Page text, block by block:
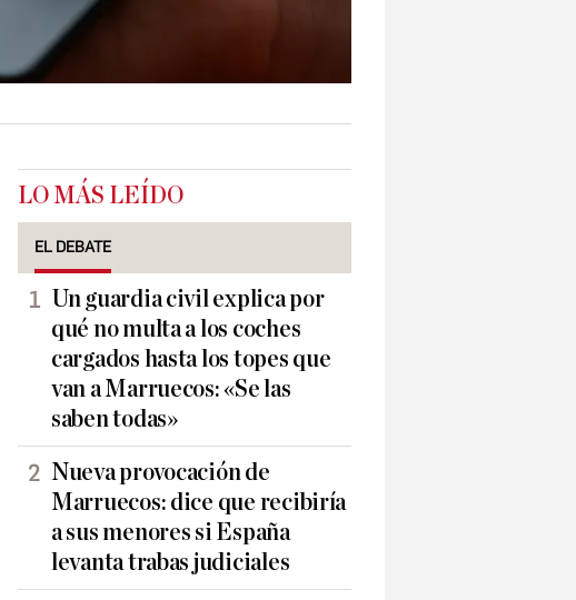
LO MÁS LEÍDO
EL DEBATE
Un guardia civil explica por
qué no multa a los coches
cargados hasta los topes que
van a Marruecos: «Se las
saben todas»
Nueva provocación de
Marruecos: dice que recibiría
a sus menores si España
levanta trabas judiciales